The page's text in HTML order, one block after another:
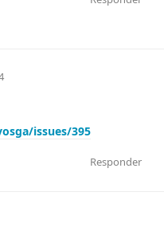
issues/395
Responder